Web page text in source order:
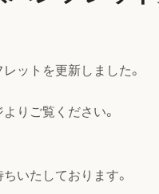
ットを更新しました。
りご覧ください。
いたしております。